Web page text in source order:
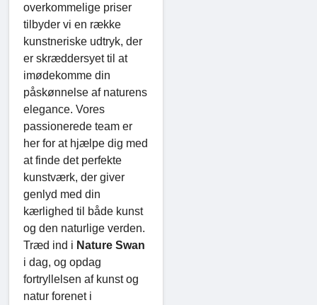
overkommelige priser
tilbyder vi en række
kunstneriske udtryk, der
er skræddersyet til at
imødekomme din
påskønnelse af naturens
elegance. Vores
passionerede team er
her for at hjælpe dig med
at finde det perfekte
kunstværk, der giver
genlyd med din
kærlighed til både kunst
og den naturlige verden.
Træd ind i Nature Swan
i dag, og opdag
fortryllelsen af ​​kunst og
natur forenet i